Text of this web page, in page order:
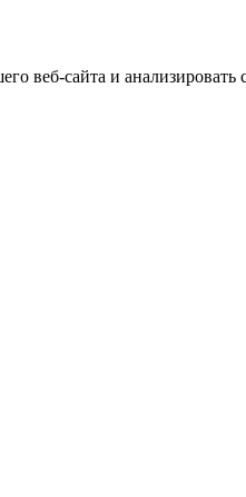
веб-сайта и анализировать